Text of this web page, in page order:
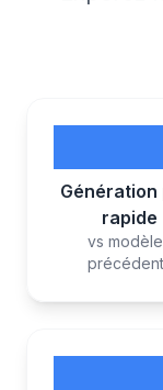
Génération
rapide
vs